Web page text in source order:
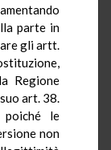
parte in
gli artt.
Regione
art. 38.
le
non